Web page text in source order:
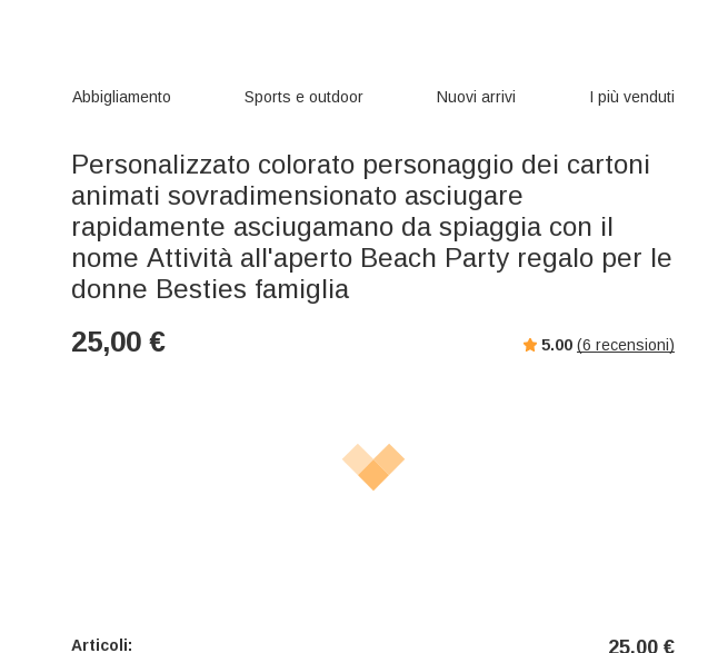
Abbigliamento Sports e outdoor Nuovi arrivi I più venduti
Personalizzato colorato personaggio dei cartoni
animati sovradimensionato asciugare
rapidamente asciugamano da spiaggia con il
nome Attività all'aperto Beach Party regalo per le
donne Besties famiglia
25,00 € 5.00 (6 recensioni)
Articoli: 25,00 €